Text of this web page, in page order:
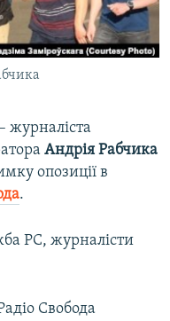
– журналіста
Андрія Рабчика
опозиції в
.
РС, журналісти
Свобода